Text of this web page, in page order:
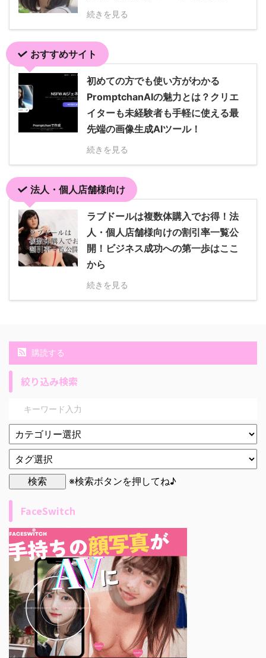
続きを見る
おすすめサイト
初めての方でも使い方がわかる
PromptchanAIの魅力とは？クリエ
イターも未経験者も手軽に使える最
先端の画像生成AIツール！
続きを見る
法人・個人店舗様向け
ラブドールは複数体購入でお得！法
人・個人店舗様向けの割引率一覧公
開！ビジネス成功への第一歩はここ
から
続きを見る
購読する
絞り込み検索
※検索ボタンを押してね♪
FaceSwitch